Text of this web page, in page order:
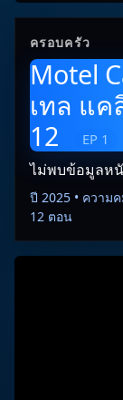
ครอบครัว
Motel
เทล แค
12
EP 1
ไม่พบข้อมูลห
ปี 2025 • ความ
12 ตอน